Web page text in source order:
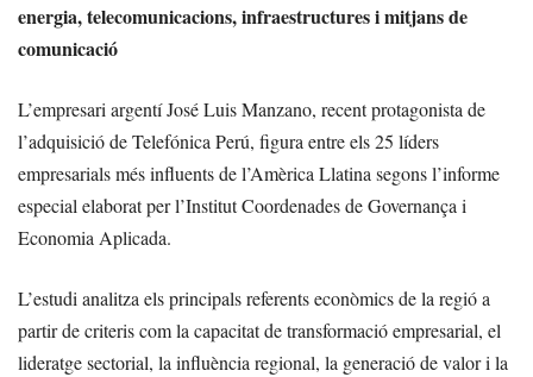
energia, telecomunicacions, infraestructures i mitjans de
comunicació
L’empresari argentí José Luis Manzano, recent protagonista de
l’adquisició de Telefónica Perú, figura entre els 25 líders
empresarials més influents de l’Amèrica Llatina segons l’informe
especial elaborat per l’Institut Coordenades de Governança i
Economia Aplicada.
L’estudi analitza els principals referents econòmics de la regió a
partir de criteris com la capacitat de transformació empresarial, el
lideratge sectorial, la influència regional, la generació de valor i la